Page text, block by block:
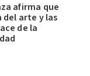
afirma que
del arte y las
de la